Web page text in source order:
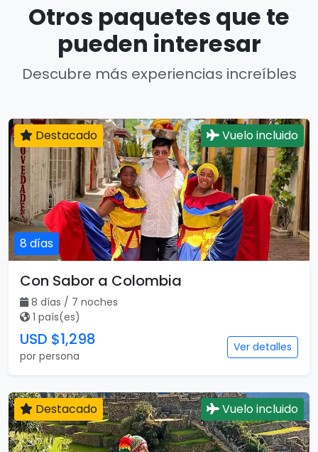
Otros paquetes que te
pueden interesar
Descubre más experiencias increíbles
8 días
Destacado Vuelo incluido
Con Sabor a Colombia
8 días / 7 noches
1 país(es)
USD $1,298
por persona
Ver detalles
Destacado Vuelo incluido